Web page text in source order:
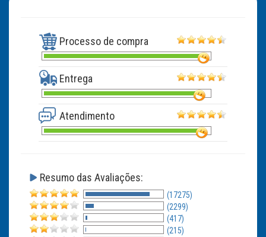
Processo de compra
Entrega
Atendimento
Resumo das Avaliações:
(17275)
(2299)
(417)
(215)